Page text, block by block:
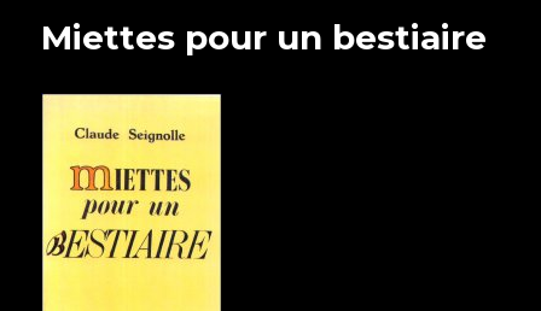
Miettes pour un bestiaire